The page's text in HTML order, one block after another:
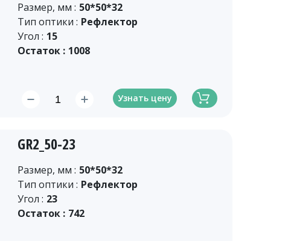
Размер, мм : 50*50*32
Тип оптики : Рефлектор
Угол : 15
Остаток : 1008
Узнать цену
GR2_50-23
Размер, мм : 50*50*32
Тип оптики : Рефлектор
Угол : 23
Остаток : 742